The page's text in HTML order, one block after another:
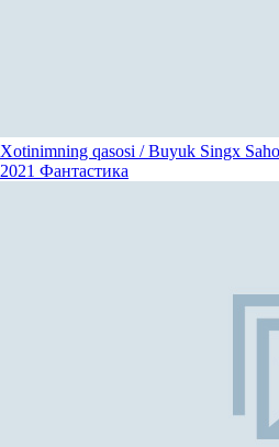
Xotinimning qasosi / Buyuk Singx
2021 Фантастика